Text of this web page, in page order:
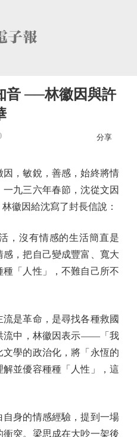
音 ──林徽因與許
分享
，敏銳，善感，始終將情
九三六年春節，沈從文因
徽因給沈寫了封長信說：
沒有情感的生活簡直是
，把自己變成豐富、寬大
「人性」，不難自己所不
是革命，是尋找各種救國
流中，林徽因表示——「我
學的政治化，將「永恆的
並優容種種「人性」，這
身的情感經驗，提到一場
突。梁思成在大吵一架後